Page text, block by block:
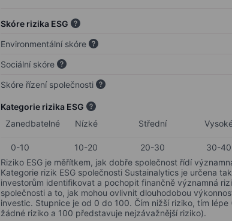
Skóre rizika ESG
Environmentální skóre
Sociální skóre
Skóre řízení společnosti
Kategorie rizika ESG
Zanedbatelné
Nízké Střední
0-10
10-20 20-30 30-40
Riziko ESG je měřítkem, jak dobře společnost řídí
Kategorie rizik ESG společnosti Sustainalytics je určena
investorům identifikovat a pochopit finančně významná
společnosti a to, jak mohou ovlivnit dlouhodobou
investic. Stupnice je od 0 do 100. Čím nižší riziko, tím lépe
žádné riziko a 100 představuje nejzávažnější riziko).